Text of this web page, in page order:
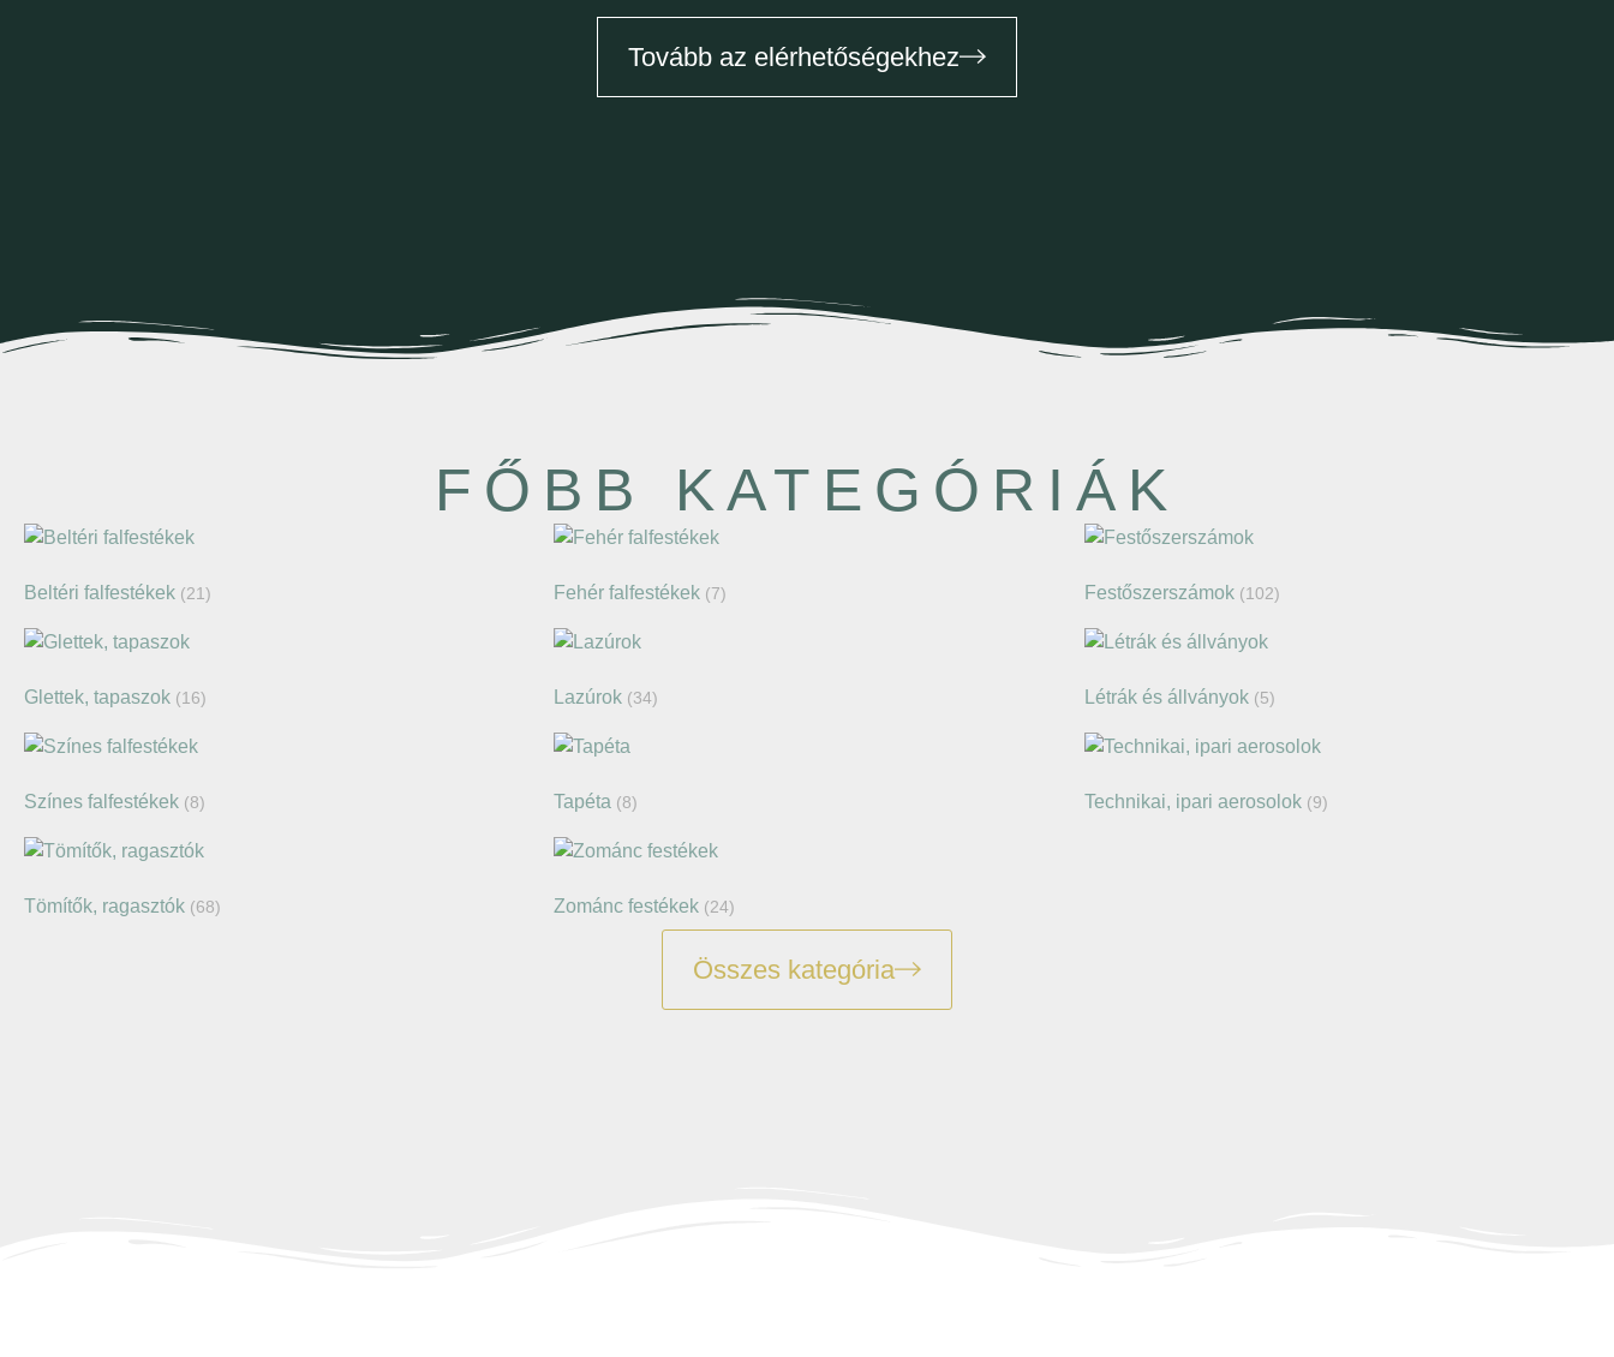
Tovább az elérhetőségekhez
FŐBB KATEGÓRIÁK
Beltéri falfestékek (21) Fehér falfestékek (7) Festőszerszámok (102)
Glettek, tapaszok (16) Lazúrok (34) Létrák és állványok (5)
Színes falfestékek (8) Tapéta (8) Technikai, ipari aerosolok (9)
Tömítők, ragasztók (68) Zománc festékek (24)
Összes kategória